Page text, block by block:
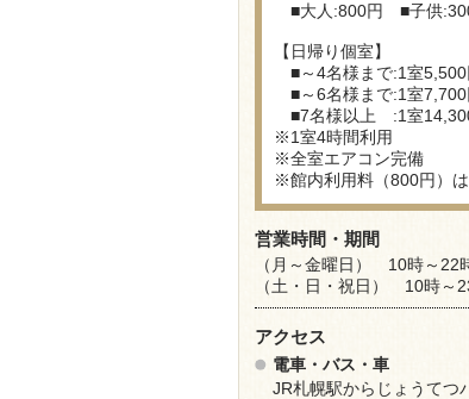
■大人:800円 ■子供
【日帰り個室】
■～4名様まで:1室5,500
■～6名様まで:1室7,700
■7名様以上 :1室
※1室4時間利用
※全室エアコン完備
※館内利用料（800円）は
営業時間・期間
（月～金曜日） 10時～22
（土・日・祝日） 10時～
アクセス
電車・バス・車
JR札幌駅からじょうてつ